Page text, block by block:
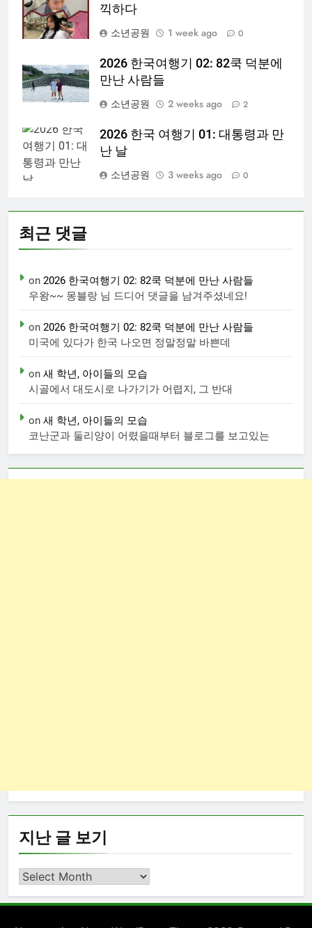
끽하다
소년공원
1 week ago 0
2026 한국여행기 02: 82쿡 덕분에
만난 사람들
소년공원
2 weeks ago 2
2026 한국 여행기 01: 대통령과 만
난 날
소년공원
3 weeks ago 0
최근 댓글
on 2026 한국여행기 02: 82쿡 덕분에 만난 사람들
우왕~~ 몽블랑 님 드디어 댓글을 남겨주셨네요!
on 2026 한국여행기 02: 82쿡 덕분에 만난 사람들
미국에 있다가 한국 나오면 정말정말 바쁜데
on 새 학년, 아이들의 모습
시골에서 대도시로 나가기가 어렵지, 그 반대
on 새 학년, 아이들의 모습
코난군과 둘리양이 어렸을때부터 블로그를 보고있는
지난 글 보기
지
글
보